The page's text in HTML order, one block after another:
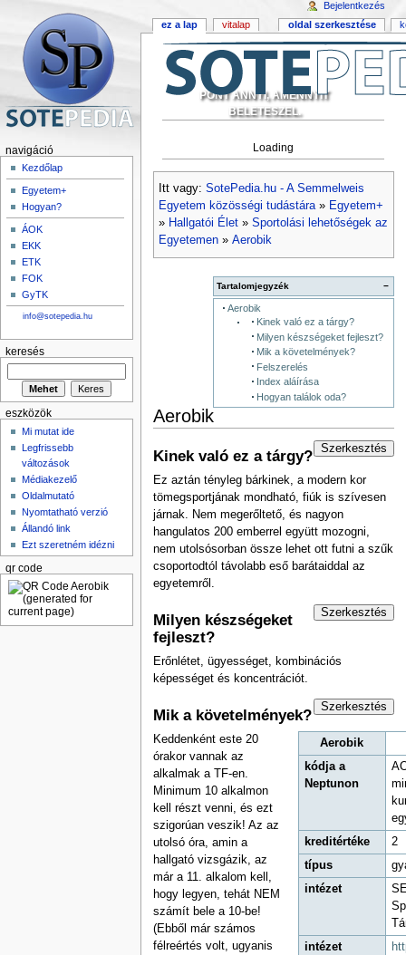
PONT ANNYI, AMENNYIT
BELETESZEL.
Loading
Itt vagy: SotePedia.hu - A Semmelweis
Egyetem közösségi tudástára» Egyetem+
» Hallgatói Élet» Sportolási lehetőségek az
Egyetemen» Aerobik
−
Tartalomjegyzék
Aerobik
Kinek való ez a tárgy?
Milyen készségeket fejleszt?
Mik a követelmények?
Felszerelés
Index aláírása
Hogyan találok oda?
Aerobik
Szerkesztés
Kinek való ez a tárgy?
Ez aztán tényleg bárkinek, a modern kor
tömegsportjának mondható, fiúk is szívesen
járnak. Nem megerőltető, és nagyon
hangulatos 200 emberrel együtt mozogni,
nem utolsósorban össze lehet ott futni a szűk
csoportodtól távolabb eső barátaiddal az
egyetemről.
Szerkesztés
Milyen készségeket
fejleszt?
Erőnlétet, ügyességet, kombinációs
képességet és koncentrációt.
Szerkesztés
Mik a követelmények?
Aerobik
kódja a
Neptunon
kreditértéke
2
típus
intézet
intézet
Keddenként este 20
órakor vannak az
alkalmak a TF-en.
Minimum 10 alkalmon
kell részt venni, és ezt
szigorúan veszik! Az az
utolsó óra, amin a
hallgató vizsgázik, az
már a 11. alkalom kell,
hogy legyen, tehát NEM
számít bele a 10-be!
(Ebből már számos
félreértés volt, ugyanis
ez a lap vitalap oldal szerkesztése
Bejelentkezés
navigáció
Kezdőlap
Egyetem+
Hogyan?
ÁOK
EKK
ETK
FOK
GyTK
info@sotepedia.hu
keresés
eszközök
Mi mutat ide
Legfrissebb
változások
Médiakezelő
Oldalmutató
Nyomtatható verzió
Állandó link
Ezt szeretném idézni
qr code